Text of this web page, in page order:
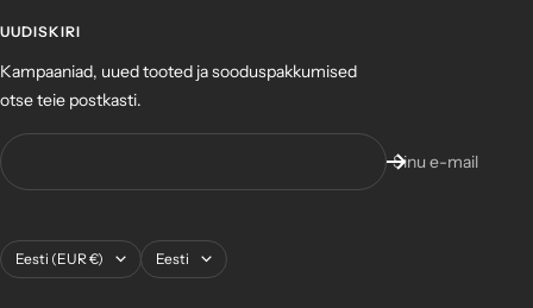
UUDISKIRI
Kampaaniad, uued tooted ja sooduspakkumised
otse teie postkasti.
Sinu e-mail
Asukoht
Eesti (EUR €) KeelEesti